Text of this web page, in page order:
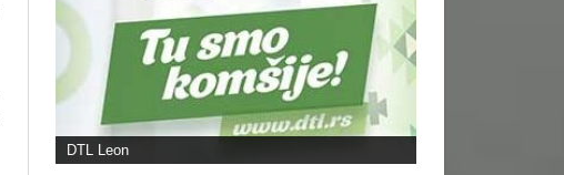
DTL Leon